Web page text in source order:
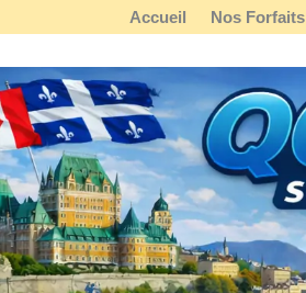
Accueil Nos Forfaits